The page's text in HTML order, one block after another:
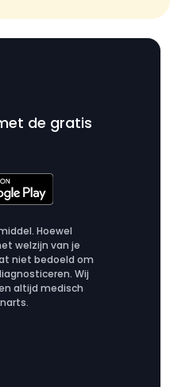
de gratis
Hoewel
welzijn van je
niet bedoeld om
Wij
altijd medisch